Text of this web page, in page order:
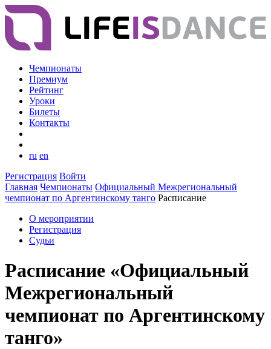
Чемпионаты
Премиум
Рейтинг
Уроки
Билеты
Контакты
ru en
Регистрация Войти
Главная Чемпионаты Официальный Межрегиональный
чемпионат по Аргентинскому танго Расписание
О мероприятии
Регистрация
Судьи
Расписание «Официальный
Межрегиональный
чемпионат по Аргентинскому
танго»